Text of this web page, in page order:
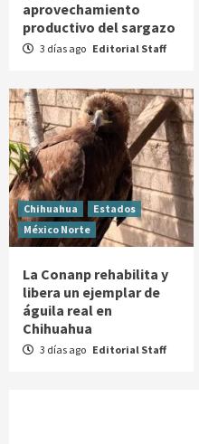
aprovechamiento
productivo del sargazo
3 días ago Editorial Staff
Chihuahua
Estados
México Norte
La Conanp rehabilita y
libera un ejemplar de
águila real en
Chihuahua
3 días ago Editorial Staff